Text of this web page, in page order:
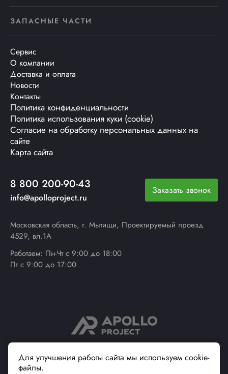
ЗАПАСНЫЕ ЧАСТИ
Сервис
О компании
Доставка и оплата
Новости
Контакты
Политика конфиденциальности
Политика использования куки (cookie)
Согласие на обработку персональных данных на
сайте
Карта сайта
8 800 200-90-43
info@apolloproject.ru
Заказать звонок
Московская область, г. Мытищи, Проектируемый проезд
4529, вл.1А
Работаем: Пн-Чт с 9:00 до 18:00
Пт с 9:00 до 17:00
Для улучшения работы сайта мы используем cookie-
файлы.